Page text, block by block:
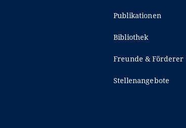
Publikationen
Bibliothek
Freunde & Förderer
Stellenangebote